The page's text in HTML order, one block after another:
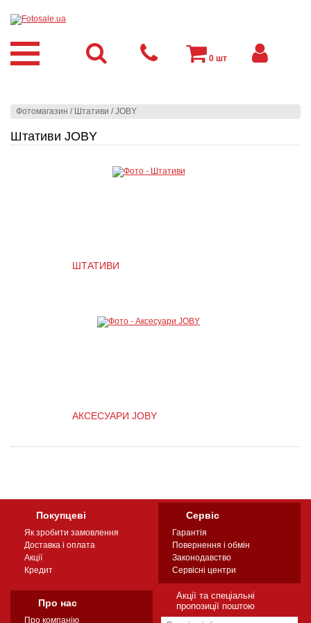
Фотомагазин / Штативи /JOBY
Штативи JOBY
ШТАТИВИ
АКСЕСУАРИ JOBY
0 шт
Покупцеві
Як зробити замовлення
Доставка і оплата
Акції
Кредит
Сервіс
Гарантія
Повернення і обмін
Законодавство
Сервісні центри
Про нас
Про компанію
Акції та спеціальні
пропозиції поштою